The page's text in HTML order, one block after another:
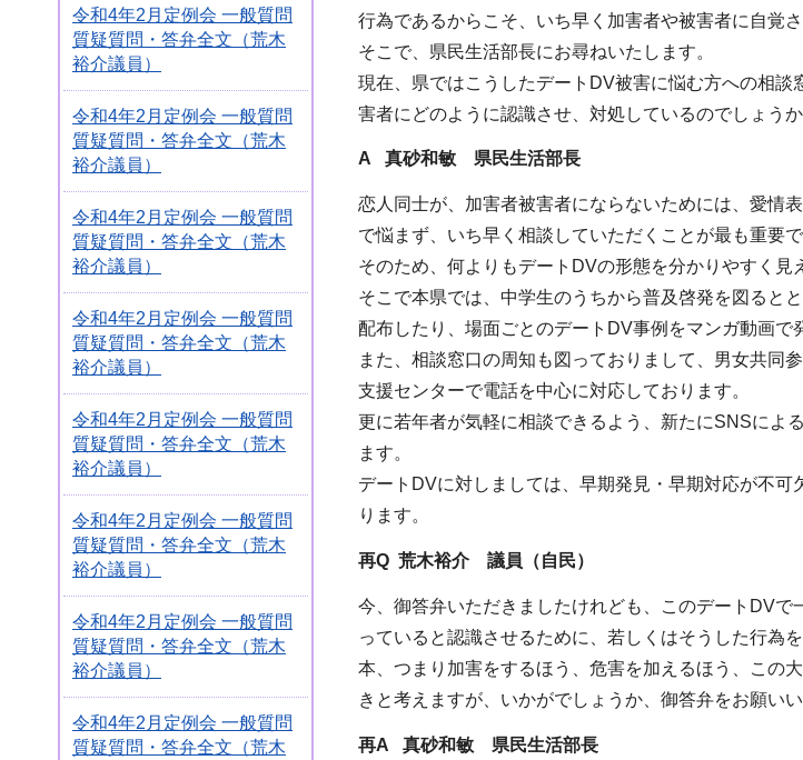
令和4年2月定例会 一般質問
質疑質問・答弁全文（荒木
裕介議員）
令和4年2月定例会 一般質問
質疑質問・答弁全文（荒木
裕介議員）
令和4年2月定例会 一般質問
質疑質問・答弁全文（荒木
裕介議員）
令和4年2月定例会 一般質問
質疑質問・答弁全文（荒木
裕介議員）
令和4年2月定例会 一般質問
質疑質問・答弁全文（荒木
裕介議員）
令和4年2月定例会 一般質問
質疑質問・答弁全文（荒木
裕介議員）
令和4年2月定例会 一般質問
質疑質問・答弁全文（荒木
裕介議員）
令和4年2月定例会 一般質問
質疑質問・答弁全文（荒木
行為であるからこそ、いち早く加害者や被害者に自覚
そこで、県民生活部長にお尋ねいたします。
現在、県ではこうしたデートDV被害に悩む方への相
害者にどのように認識させ、対処しているのでしょう
A 真砂和敏 県民生活部長
恋人同士が、加害者被害者にならないためには、愛情
で悩まず、いち早く相談していただくことが最も重要で
そのため、何よりもデートDVの形態を分かりやすく見
そこで本県では、中学生のうちから普及啓発を図ると
配布したり、場面ごとのデートDV事例をマンガ動画で
また、相談窓口の周知も図っておりまして、男女共同
支援センターで電話を中心に対応しております。
更に若年者が気軽に相談できるよう、新たにSNSによ
ます。
デートDVに対しましては、早期発見・早期対応が不
ります。
再Q 荒木裕介 議員（自民）
今、御答弁いただきましたけれども、このデートDV
っていると認識させるために、若しくはそうした行為
本、つまり加害をするほう、危害を加えるほう、この
きと考えますが、いかがでしょうか、御答弁をお願いい
再A 真砂和敏 県民生活部長